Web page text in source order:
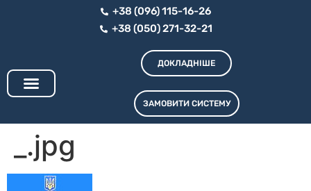
+38 (096) 115-16-26
+38 (050) 271-32-21
ДОКЛАДНІШЕ
ЗАМОВИТИ СИСТЕМУ
_.jpg